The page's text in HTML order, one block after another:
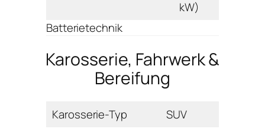
kW)
Batterietechnik
Karosserie, Fahrwerk &
Bereifung
Karosserie-Typ
SUV